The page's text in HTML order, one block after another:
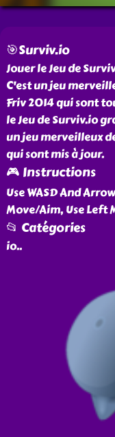
🎯Surviv.io
Jouer le Jeu de
C'est un jeu
Friv 2014 qui sont
le Jeu de Surviv.io
un jeu merveilleux
qui sont mis à jour.
🎮 Instructions
Use WASD And
Move/Aim, Use Left
📂 Catégories
io..